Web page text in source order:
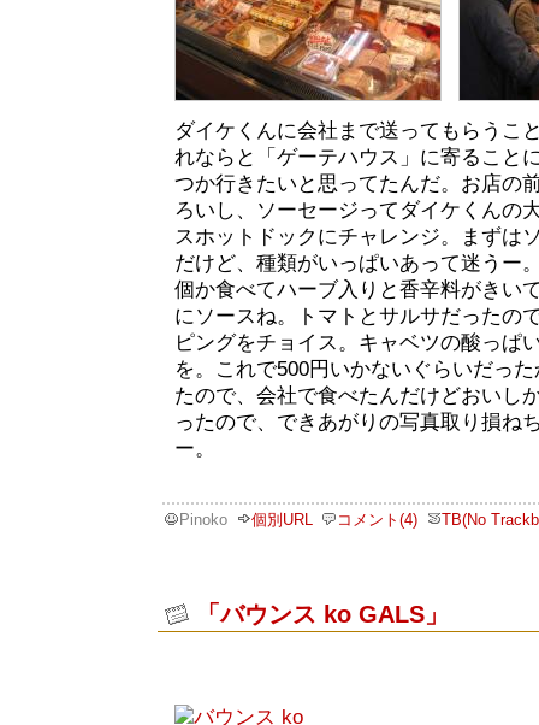
ダイケくんに会社まで送ってもらうこ
れならと「ゲーテハウス」に寄ること
つか行きたいと思ってたんだ。お店の
ろいし、ソーセージってダイケくんの
スホットドックにチャレンジ。まずは
だけど、種類がいっぱいあって迷うー
個か食べてハーブ入りと香辛料がきい
にソースね。トマトとサルサだったの
ピングをチョイス。キャベツの酸っぱ
を。これで500円いかないぐらいだっ
たので、会社で食べたんだけどおいし
ったので、できあがりの写真取り損ね
ー。
Pinoko 個別URL コメント(4) TB(No
「バウンス ko GALS」